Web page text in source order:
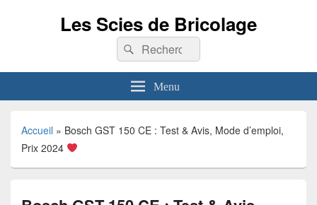
Les Scies de Bricolage
Recherche :
Rechercher
Menu
Accueil » Bosch GST 150 CE : Test & Avis, Mode d’emploi,
Prix 2024